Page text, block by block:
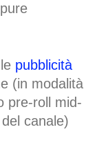
pubblicità
(in modalità
pre-roll mid-
canale)